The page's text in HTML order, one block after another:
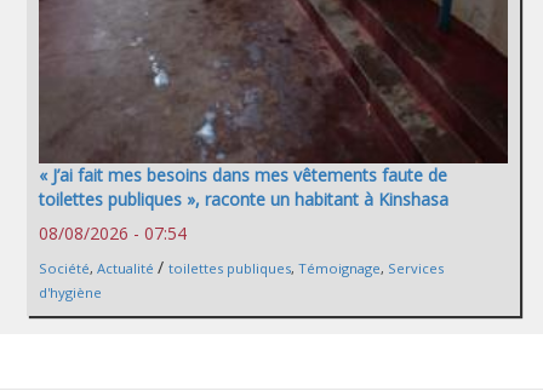
« J’ai fait mes besoins dans mes vêtements faute de
toilettes publiques », raconte un habitant à Kinshasa
08/08/2026 - 07:54
Société, Actualité / toilettes publiques, Témoignage, Services
d'hygiène